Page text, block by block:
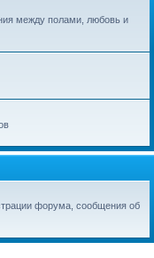
между полами, любовь и
форума, сообщения об